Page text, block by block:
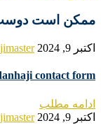
ممکن است دوست
اکتبر 9, 2024
contact form
ادامه مطلب
اکتبر 9, 2024